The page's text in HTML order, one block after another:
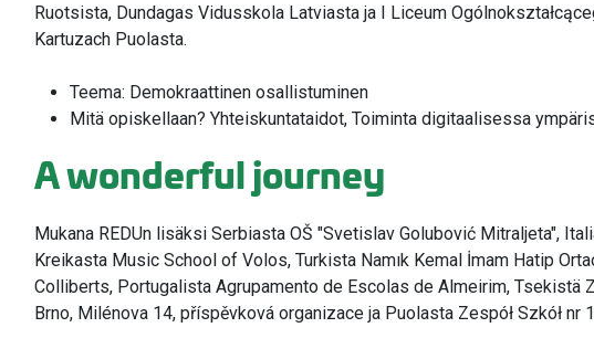
alavalikko
Ruotsista, Dundagas Vidusskola Latviasta ja I Liceum
Kartuzach Puolasta.
Teema: Demokraattinen osallistuminen
Mitä opiskellaan? Yhteiskuntataidot, Toiminta digitaalisessa
A wonderful journey
Mukana REDUn lisäksi Serbiasta OŠ "Svetislav Golubović Mitraljeta",
Kreikasta Music School of Volos, Turkista Namık Kemal İmam Hatip
Colliberts, Portugalista Agrupamento de Escolas de Almeirim, Tsekistä
Brno, Milénova 14, příspěvková organizace ja Puolasta Zespół Szkół nr